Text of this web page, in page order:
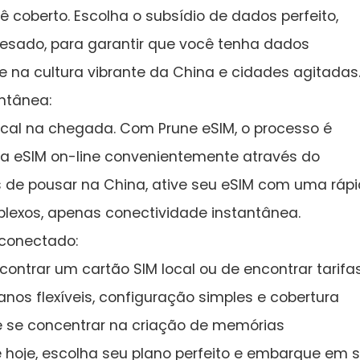
coberto. Escolha o subsídio de dados perfeito,
para garantir que você tenha dados
na cultura vibrante da China e cidades agitadas.
na chegada. Com Prune eSIM, o processo é
eSIM on-line convenientemente através do
de pousar na China, ative seu eSIM com uma
apenas conectividade instantânea.
um cartão SIM local ou de encontrar
flexíveis, configuração simples e cobertura
concentrar na criação de memórias
escolha seu plano perfeito e embarque em